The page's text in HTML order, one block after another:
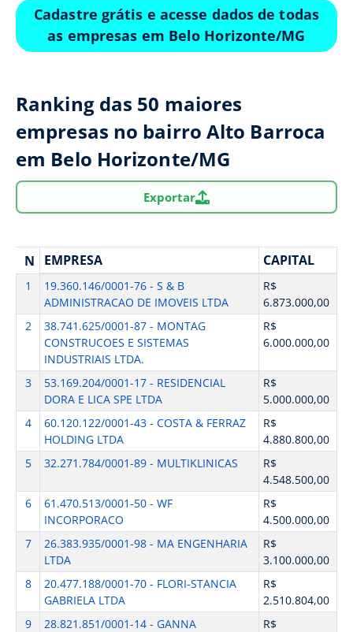
Cadastre grátis e acesse dados de todas
as empresas em Belo Horizonte/MG
Ranking das 50 maiores
empresas no bairro Alto Barroca
em Belo Horizonte/MG
Exportar
N EMPRESA CAPITAL
1
19.360.146/0001-76 - S & B
ADMINISTRACAO DE IMOVEIS LTDA
R$
6.873.000,00
2
38.741.625/0001-87 - MONTAG
CONSTRUCOES E SISTEMAS
INDUSTRIAIS LTDA.
R$
6.000.000,00
3
53.169.204/0001-17 - RESIDENCIAL
DORA E LICA SPE LTDA
R$
5.000.000,00
4
60.120.122/0001-43 - COSTA & FERRAZ
HOLDING LTDA
R$
4.880.800,00
5
32.271.784/0001-89 - MULTIKLINICAS
R$
4.548.500,00
6
61.470.513/0001-50 - WF
INCORPORACO
R$
4.500.000,00
7
26.383.935/0001-98 - MA ENGENHARIA
LTDA
R$
3.100.000,00
8
20.477.188/0001-70 - FLORI-STANCIA
GABRIELA LTDA
R$
2.510.804,00
9
28.821.851/0001-14 - GANNA
R$